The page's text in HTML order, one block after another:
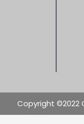
Copyright ©2022